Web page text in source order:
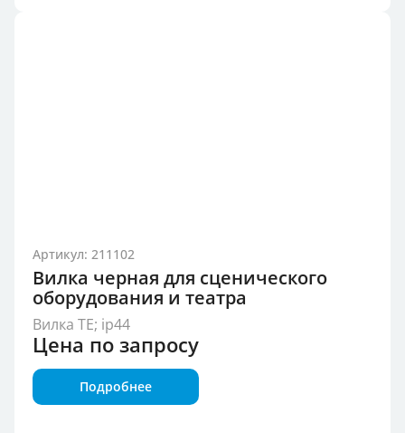
Артикул: 211102
Вилка черная для сценического
оборудования и театра
Вилка TE; ip44
Цена по запросу
Подробнее